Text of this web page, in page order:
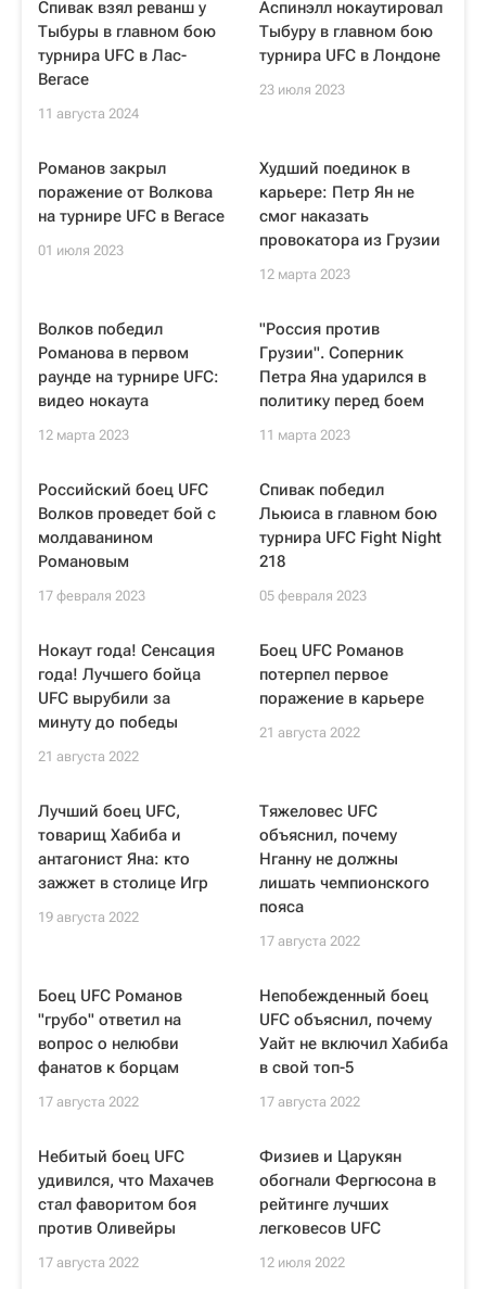
Спивак взял реванш у
Тыбуры в главном бою
турнира UFC в Лас-
Вегасе
11 августа 2024
Аспинэлл нокаутировал
Тыбуру в главном бою
турнира UFC в Лондоне
23 июля 2023
Романов закрыл
поражение от Волкова
на турнире UFC в Вегасе
01 июля 2023
Худший поединок в
карьере: Петр Ян не
смог наказать
провокатора из Грузии
12 марта 2023
Волков победил
Романова в первом
раунде на турнире UFC:
видео нокаута
12 марта 2023
"Россия против
Грузии". Соперник
Петра Яна ударился в
политику перед боем
11 марта 2023
Российский боец UFC
Волков проведет бой с
молдаванином
Романовым
17 февраля 2023
Спивак победил
Льюиса в главном бою
турнира UFC Fight Night
218
05 февраля 2023
Нокаут года! Сенсация
года! Лучшего бойца
UFC вырубили за
минуту до победы
21 августа 2022
Боец UFC Романов
потерпел первое
поражение в карьере
21 августа 2022
Лучший боец UFC,
товарищ Хабиба и
антагонист Яна: кто
зажжет в столице Игр
19 августа 2022
Тяжеловес UFC
объяснил, почему
Нганну не должны
лишать чемпионского
пояса
17 августа 2022
Боец UFC Романов
"грубо" ответил на
вопрос о нелюбви
фанатов к борцам
17 августа 2022
Непобежденный боец
UFC объяснил, почему
Уайт не включил Хабиба
в свой топ-5
17 августа 2022
Небитый боец UFC
удивился, что Махачев
стал фаворитом боя
против Оливейры
17 августа 2022
Физиев и Царукян
обогнали Фергюсона в
рейтинге лучших
легковесов UFC
12 июля 2022